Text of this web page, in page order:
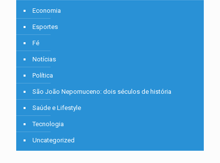
Economia
Esportes
Fé
Notícias
Política
São João Nepomuceno: dois séculos de história
Saúde e Lifestyle
Tecnologia
Uncategorized